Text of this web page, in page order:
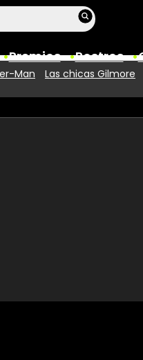
Premios Rostros
Man Las chicas Gilmore